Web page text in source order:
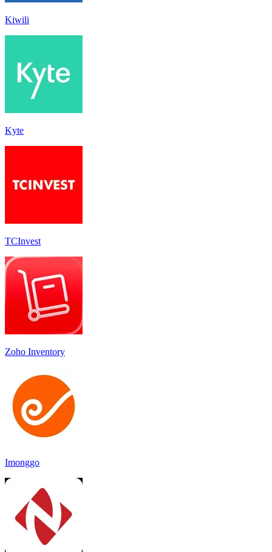
Kiwili
Kyte
TCInvest
Zoho Inventory
Imonggo